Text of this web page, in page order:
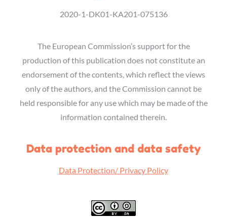
2020-1-DK01-KA201-075136
The European Commission’s support for the
production of this publication does not constitute an
endorsement of the contents, which reflect the views
only of the authors, and the Commission cannot be
held responsible for any use which may be made of the
information contained therein.
Data protection and data safety
Data Protection/ Privacy Policy